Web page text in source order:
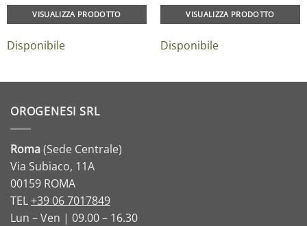
VISUALIZZA PRODOTTO
Disponibile
VISUALIZZA PRODOTTO
Disponibile
OROGENESI SRL
Roma(Sede Centrale)
Via Subiaco, 11A
00159 ROMA
TEL+39 06 7017849
Lun – Ven | 09.00 – 16.30